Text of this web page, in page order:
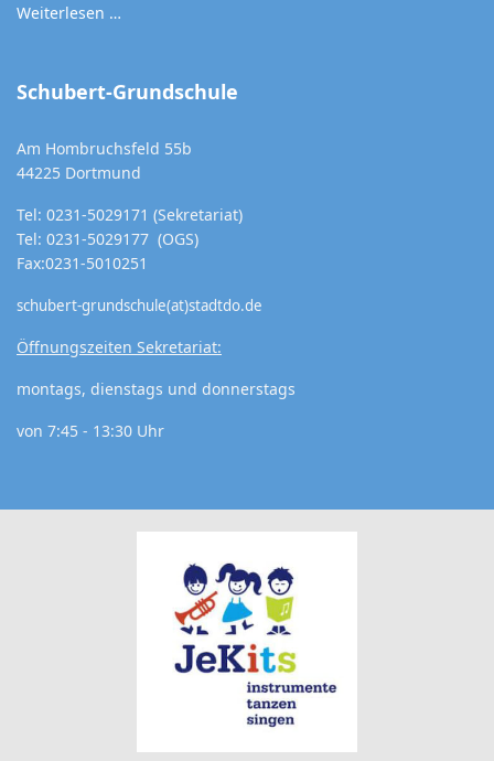
Weiterlesen …
Schubert-Grundschule
Am Hombruchsfeld 55b
44225 Dortmund
Tel: 0231-5029171 (Sekretariat)
Tel: 0231-5029177 (OGS)
Fax:0231-5010251
schubert-grundschule(at)stadtdo.de
Öffnungszeiten Sekretariat:
montags, dienstags und donnerstags
von 7:45 - 13:30 Uhr